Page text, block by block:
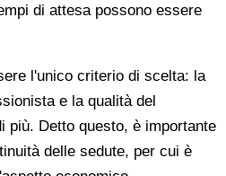
di attesa possono essere
l'unico criterio di scelta: la
e la qualità del
più. Detto questo, è importante
delle sedute, per cui è